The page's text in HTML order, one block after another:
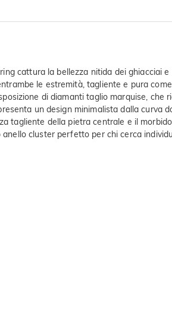
cattura la bellezza nitida dei ghiacciai
le estremità, tagliente e pura
di diamanti taglio marquise, che
un design minimalista dalla
tagliente della pietra centrale e il
cluster perfetto per chi cerca